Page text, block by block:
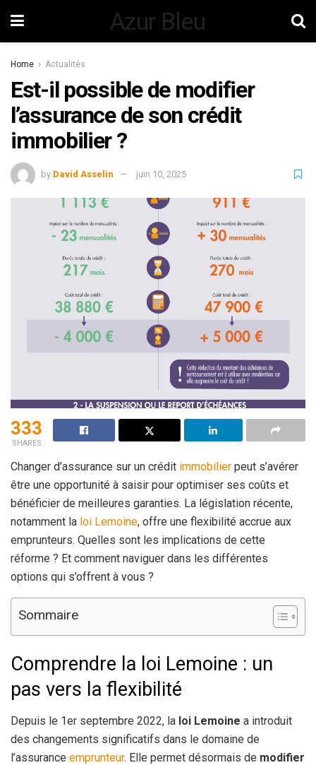
Azur Bleu
Home Actualités
Est-il possible de modifier
l’assurance de son crédit
immobilier ?
by David Asselin juin 10, 2025
333
SHARES
Changer d’assurance sur un crédit immobilier peut s’avérer
être une opportunité à saisir pour optimiser ses coûts et
bénéficier de meilleures garanties. La législation récente,
notamment la loi Lemoine, offre une flexibilité accrue aux
emprunteurs. Quelles sont les implications de cette
réforme ? Et comment naviguer dans les différentes
options qui s’offrent à vous ?
Sommaire
Comprendre la loi Lemoine : un
pas vers la flexibilité
Depuis le 1er septembre 2022, la loi Lemoine a introduit
des changements significatifs dans le domaine de
l’assurance emprunteur. Elle permet désormais de modifier